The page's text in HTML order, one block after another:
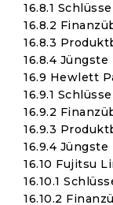
16.8.1
16.8.2
16.8.3
16.8.4
16.9 Hewlett
16.9.1
16.9.2
16.9.3
16.9.4
16.10 Fujitsu
16.10.1
16.10.2